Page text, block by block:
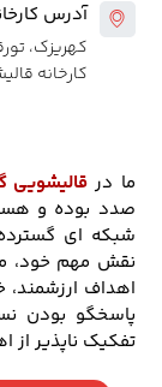
آدرس
کهریزک،
کارخانه
ما در قالیشویی
صدد بوده و
شبکه ای
نقش مهم خود،
اهداف
پاسخگو بودن
تفکیک ناپذیر از